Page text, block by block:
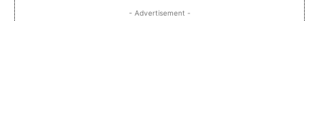
- Advertisement -